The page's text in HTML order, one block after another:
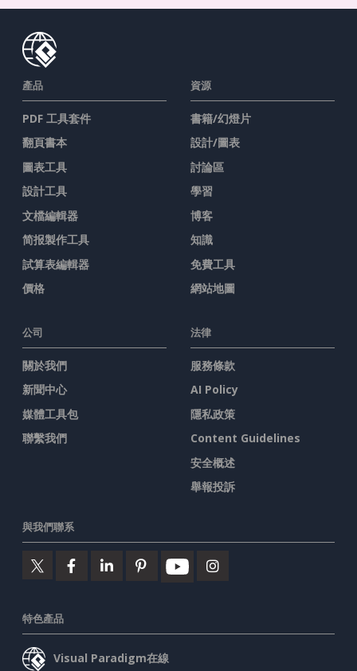
產品
PDF 工具套件
翻頁書本
圖表工具
設計工具
文檔編輯器
简报製作工具
試算表編輯器
價格
資源
書籍/幻燈片
設計/圖表
討論區
學習
博客
知識
免費工具
網站地圖
公司
關於我們
新聞中心
媒體工具包
聯繫我們
法律
服務條款
AI Policy
隱私政策
Content Guidelines
安全概述
舉報投訴
與我們聯系
特色產品
Visual Paradigm在線